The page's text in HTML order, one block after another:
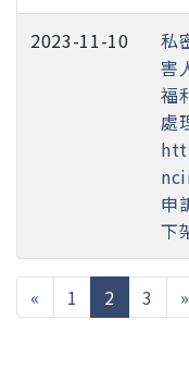
2023-11-10
私
害
福
處
申
下
« 1 2 (current)
3 »